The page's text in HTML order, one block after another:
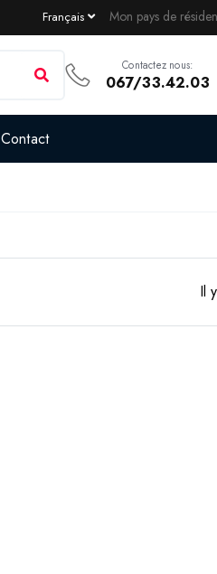
Mon pays de
Français
Contactez nous:
067/33.42.03
Contact
Il